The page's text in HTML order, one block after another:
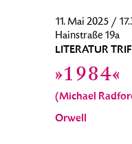
11. Mai 2025 /
Hainstraße 19a
LITERATUR
»1984«
(Michael
Orwell